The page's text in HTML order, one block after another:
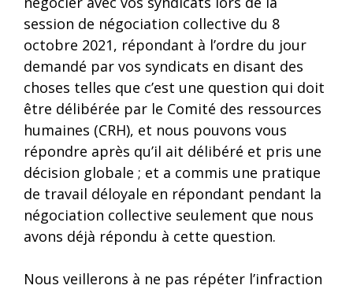
session de négociation collective du 8
octobre 2021, répondant à l’ordre du jour
demandé par vos syndicats en disant des
choses telles que c’est une question qui doit
être délibérée par le Comité des ressources
humaines (CRH), et nous pouvons vous
répondre après qu’il ait délibéré et pris une
décision globale ; et a commis une pratique
de travail déloyale en répondant pendant la
négociation collective seulement que nous
avons déjà répondu à cette question.
Nous veillerons à ne pas répéter l’infraction